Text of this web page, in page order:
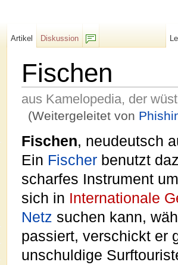
Fischen
aus Kamelopedia, der
(Weitergeleitet von
Fischen, neudeutsch
Ein Fischer benutzt
scharfes Instrument
sich in Internationale
Netz suchen kann,
passiert, verschickt er
unschuldige
Artikel
Diskussion